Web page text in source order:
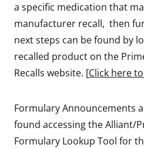
a specific medication that
manufacturer recall, then
next steps can be found by
recalled product on the
Recalls website. [Click here
Formulary Announcements
found accessing the Alliant/
Formulary Lookup Tool for